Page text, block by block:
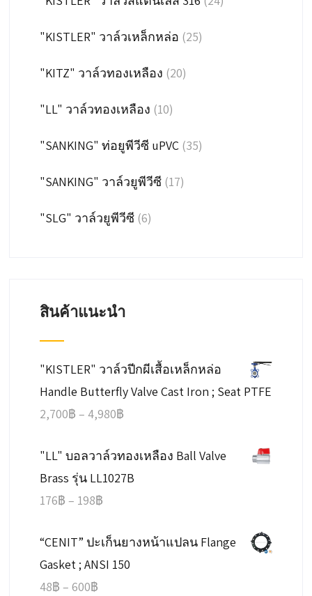
"KISTLER" วาล์วเหล็กหล่อ (25)
"KITZ" วาล์วทองเหลือง (20)
"LL" วาล์วทองเหลือง (10)
"SANKING" ท่อยูพีวีซี uPVC (35)
"SANKING" วาล์วยูพีวีซี (17)
"SLG" วาล์วยูพีวีซี (6)
สินค้าแนะนำ
"KISTLER" วาล์วปีกผีเสื้อเหล็กหล่อ
Handle Butterfly Valve Cast Iron ; Seat PTFE
2,700฿ – 4,980฿Price
2,700฿
through
"LL" บอลวาล์วทองเหลือง Ball Valve
Brass รุ่น LL1027B
176฿ – 198฿Price
176฿
through
“CENIT” ปะเก็นยางหน้าแปลน Flange
Gasket ; ANSI 150
48฿ – 600฿Price